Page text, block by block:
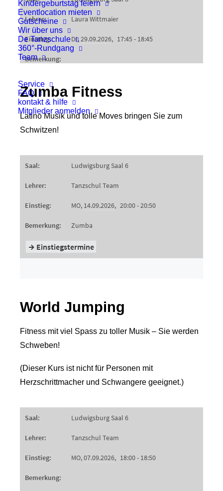
Kindergeburtstag feiern
Eventlocation mieten
Gutscheine
Wir über uns
De Tanzschule
360°-Rundgang
Team
Service
FAQ
kontakt & hilfe
Mitglieder anmelden
Zumba Fitness
Latino Musik und tolle Moves bringen Sie zum
Schwitzen!
World Jumping
Fitness mit viel Spass zu toller Musik – Sie werden
Schweben!
(Dieser Kurs ist nicht für Personen mit
Herzschrittmacher und Schwangere geeignet.)